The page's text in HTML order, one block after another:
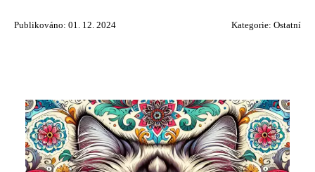
Publikováno: 01. 12. 2024 Kategorie: Ostatní